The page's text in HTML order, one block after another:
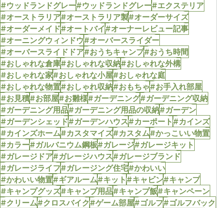
#ウッドランドグレー#ウッドランドグレー#エクステリア
#オーストラリア#オーストラリア製#オーダーサイズ
#オーダーメイド#オートバイ#オーナーレビュー記事
#オーニングウィンドウ#オーバースライダー
#オーバースライドドア#おうちキャンプ#おうち時間
#おしゃれな倉庫#おしゃれな収納#おしゃれな外構
#おしゃれな家#おしゃれな小屋#おしゃれな庭
#おしゃれな物置#おしゃれ収納#おもちゃ#お手入れ部屋
#お見積#お部屋#お雛様#ガーデニング#ガーデニング収納
#ガーデニング用品#ガーデニング用品の収納#ガーデン
#ガーデンシェッド#ガーデンハウス#カーポート#カインズ
#カインズホーム#カスタマイズ#カスタム#かっこいい物置
#カラー#ガルバニウム鋼板#ガレージ#ガレージキット
#ガレージドア#ガレージハウス#ガレージブランド
#ガレージライフ#ガレージング住宅#かわいい
#かわいい物置#ギアルーム#キット#キャビン#キャンプ
#キャンプグッズ#キャンプ用品#キャンプ飯#キャンペーン
#クリーム#クロスバイク#ゲーム部屋#ゴルフ#ゴルフバック